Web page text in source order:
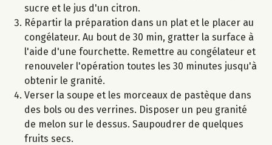
sucre et le jus d'un citron.
Répartir la préparation dans un plat et le placer au
congélateur. Au bout de 30 min, gratter la surface à
l'aide d'une fourchette. Remettre au congélateur et
renouveler l'opération toutes les 30 minutes jusqu'à
obtenir le granité.
Verser la soupe et les morceaux de pastèque dans
des bols ou des verrines. Disposer un peu granité
de melon sur le dessus. Saupoudrer de quelques
fruits secs.